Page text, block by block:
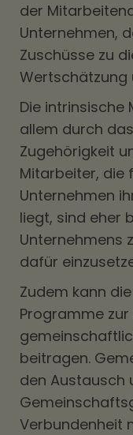
der
Unternehmen,
Zuschüsse zu
Wertschätzung
Die intrinsische
allem durch
Zugehörigkeit
Mitarbeiter, die
Unternehmen
liegt, sind eher
Unternehmens
dafür
Zudem kann
Programme
beitragen.
den Austausch
Verbundenheit